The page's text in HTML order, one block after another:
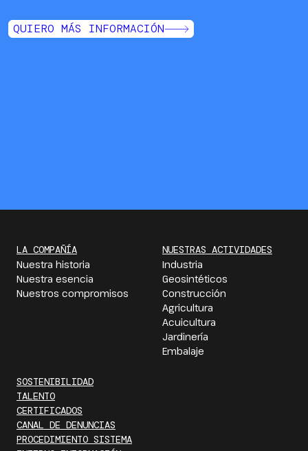
QUIERO MÁS INFORMACIÓN
LA COMPAÑÍA
Nuestra historia
Nuestra esencia
Nuestros compromisos
NUESTRAS ACTIVIDADES
Industria
Geosintéticos
Construcción
Agricultura
Acuicultura
Jardinería
Embalaje
SOSTENIBILIDAD
TALENTO
CERTIFICADOS
CANAL DE DENUNCIAS
PROCEDIMIENTO SISTEMA